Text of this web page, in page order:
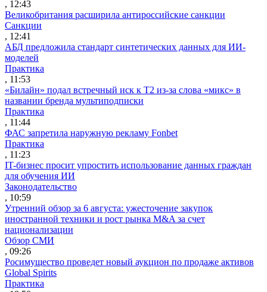
, 12:43
Великобритания расширила антироссийские санкции
Санкции
, 12:41
АБД предложила стандарт синтетических данных для ИИ-
моделей
Практика
, 11:53
«Билайн» подал встречный иск к Т2 из-за слова «микс» в
названии бренда мультиподписки
Практика
, 11:44
ФАС запретила наружную рекламу Fonbet
Практика
, 11:23
IT-бизнес просит упростить использование данных граждан
для обучения ИИ
Законодательство
, 10:59
Утренний обзор за 6 августа: ужесточение закупок
иностранной техники и рост рынка M&A за счет
национализации
Обзор СМИ
, 09:26
Росимущество проведет новый аукцион по продаже активов
Global Spirits
Практика